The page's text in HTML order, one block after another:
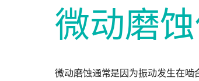
技术
市场
性能优势
新闻与活动
质量和环境认证
查看所有资源
微动磨
微动磨蚀通常是因为振动发生在